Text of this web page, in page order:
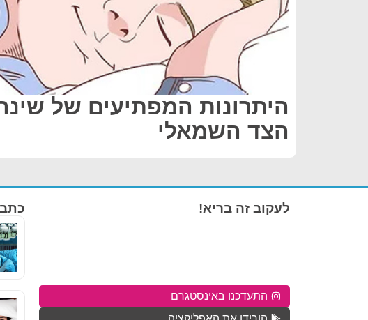
היתרונות המפתיעים של
הצד השמאלי
לעקוב זה בריא!
התעדכנו באינסטגרם